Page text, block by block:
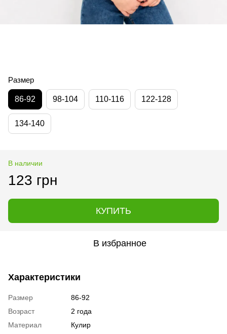
Размер
86-92 98-104 110-116 122-128
134-140
В наличии
123 грн
КУПИТЬ
В избранное
Характеристики
Размер
86-92
Возраст
2 года
Материал
Кулир